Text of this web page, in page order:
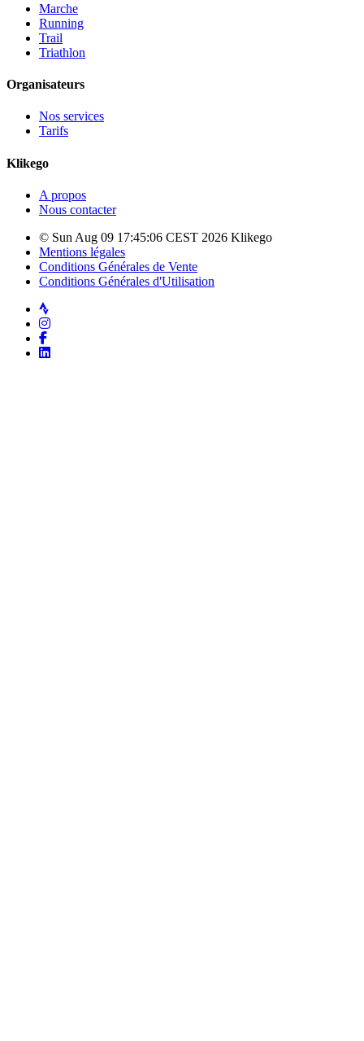
Marche
Running
Trail
Triathlon
Organisateurs
Nos services
Tarifs
Klikego
A propos
Nous contacter
© Sun Aug 09 17:45:06 CEST 2026 Klikego
Mentions légales
Conditions Générales de Vente
Conditions Générales d'Utilisation
Strava
Instagram
Facebook
LinkedIn